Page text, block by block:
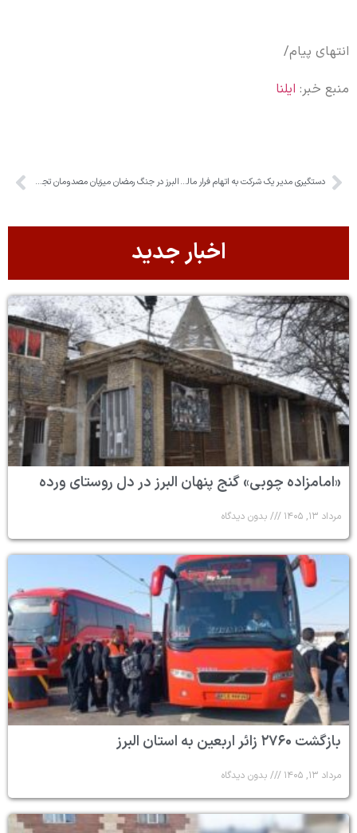
انتهای پیام/
منبع خبر: ایلنا
دستگیری مدیر یک شرکت به اتهام فرار مالیاتی البرز در جنگ رمضان میزبان مصدومان تجاوز دشمن بود
اخبار جدید
«امامزاده چوبی» گنج پنهان البرز در دل روستای ورده
مرداد ۱۳, ۱۴۰۵ بدون دیدگاه
بازگشت ۲۷۶۰ زائر اربعین به استان البرز
مرداد ۱۳, ۱۴۰۵ بدون دیدگاه